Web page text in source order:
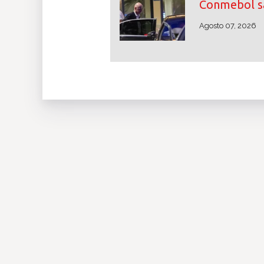
Conmebol
Agosto 07, 2026